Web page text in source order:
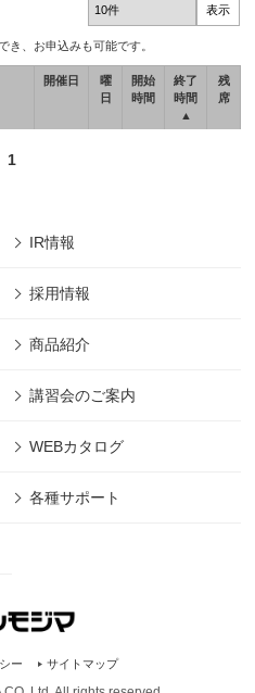
き、お申込みも可能です。
開催日
曜
日
開始
時間
終了
時間
▲
残
席
1
IR情報
採用情報
商品紹介
講習会のご案内
WEBカタログ
各種サポート
ー サイトマップ